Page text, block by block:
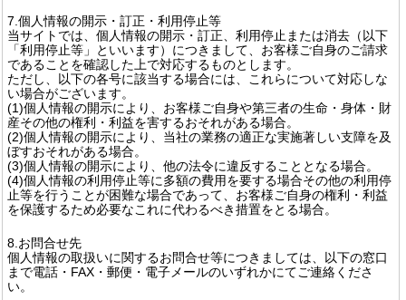
7.個人情報の開示・訂正・利用停止等
当サイトでは、個人情報の開示・訂正、利用停止または消去（以下
「利用停止等」といいます）につきまして、お客様ご自身のご請求
であることを確認した上で対応するものとします。
ただし、以下の各号に該当する場合には、これらについて対応しな
い場合がございます。
(1)個人情報の開示により、お客様ご自身や第三者の生命・身体・財
産その他の権利・利益を害するおそれがある場合。
(2)個人情報の開示により、当社の業務の適正な実施著しい支障を及
ぼすおそれがある場合。
(3)個人情報の開示により、他の法令に違反することとなる場合。
(4)個人情報の利用停止等に多額の費用を要する場合その他の利用停
止等を行うことが困難な場合であって、お客様ご自身の権利・利益
を保護するため必要なこれに代わるべき措置をとる場合。
8.お問合せ先
個人情報の取扱いに関するお問合せ等につきましては、以下の窓口
まで電話・FAX・郵便・電子メールのいずれかにてご連絡くださ
い。